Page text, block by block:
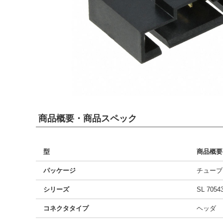
商品概要・商品スペック
型 商品概要
パッケージ チューブ
シリーズ SL
コネクタタイプ ヘッダ